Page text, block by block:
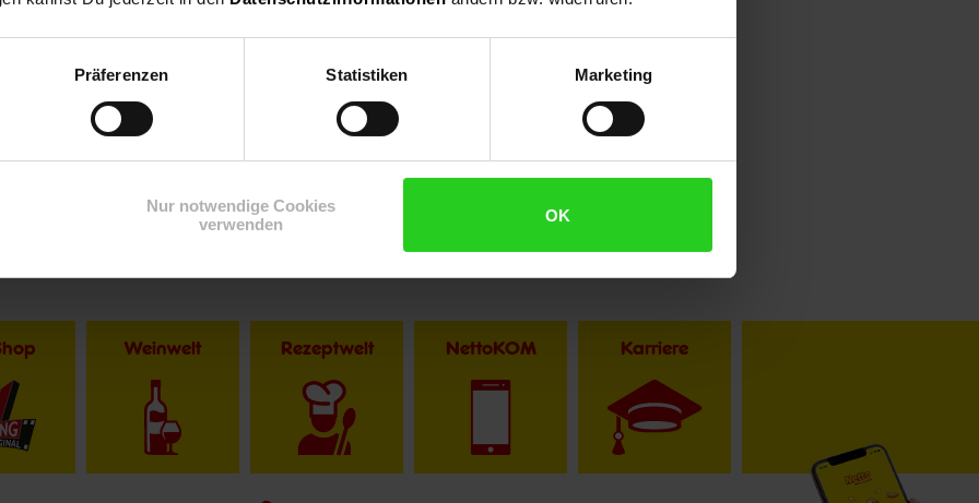
Präferenzen Statistiken Marketing
Nur notwendige Cookies
verwenden
OK
Weinwelt Rezeptwelt NettoKOM Karriere